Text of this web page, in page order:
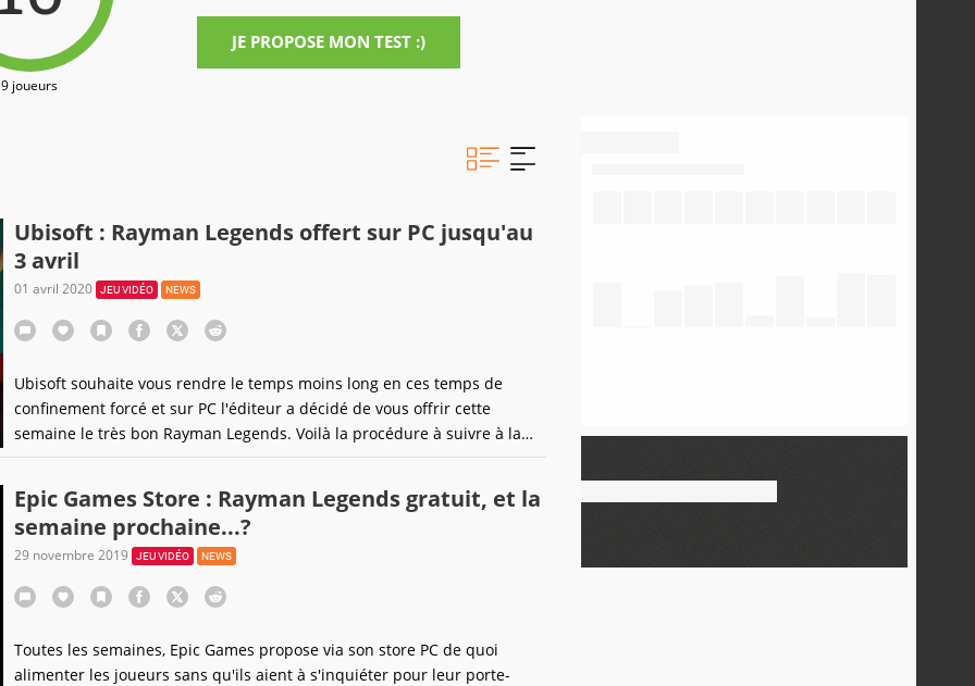
9 joueurs
JE PROPOSE MON TEST :)
Ubisoft : Rayman Legends offert sur PC jusqu'au
3 avril
01 avril 2020 JEU VIDÉO NEWS
Ubisoft souhaite vous rendre le temps moins long en ces temps de
confinement forcé et sur PC l'éditeur a décidé de vous offrir cette
semaine le très bon Rayman Legends. Voilà la procédure à suivre à la
lettre.
Epic Games Store : Rayman Legends gratuit, et la
semaine prochaine...?
29 novembre 2019 JEU VIDÉO NEWS
Toutes les semaines, Epic Games propose via son store PC de quoi
alimenter les joueurs sans qu'ils aient à s'inquiéter pour leur porte-